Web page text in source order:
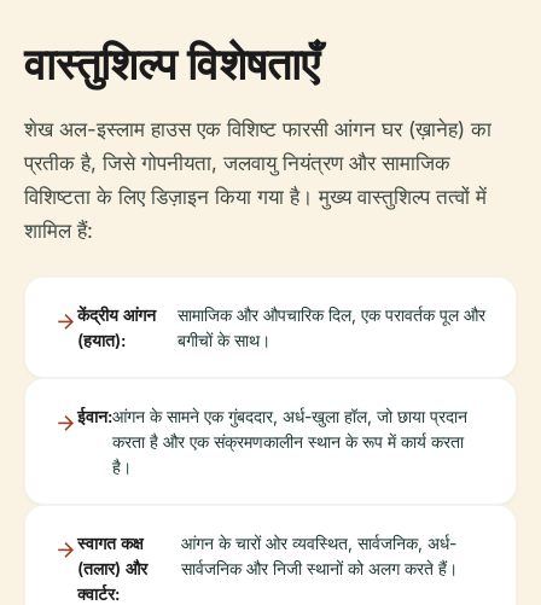
वास्तुशिल्प विशेषताएँ
शेख अल-इस्लाम हाउस एक विशिष्ट फारसी आंगन घर (ख़ानेह) का
प्रतीक है, जिसे गोपनीयता, जलवायु नियंत्रण और सामाजिक
विशिष्टता के लिए डिज़ाइन किया गया है। मुख्य वास्तुशिल्प तत्वों में
शामिल हैं:
केंद्रीय आंगन
(हयात):
सामाजिक और औपचारिक दिल, एक परावर्तक पूल और
बगीचों के साथ।
ईवान:आंगन के सामने एक गुंबददार, अर्ध-खुला हॉल, जो छाया प्रदान
करता है और एक संक्रमणकालीन स्थान के रूप में कार्य करता
है।
स्वागत कक्ष
(तलार) और
क्वार्टर:
आंगन के चारों ओर व्यवस्थित, सार्वजनिक, अर्ध-
सार्वजनिक और निजी स्थानों को अलग करते हैं।